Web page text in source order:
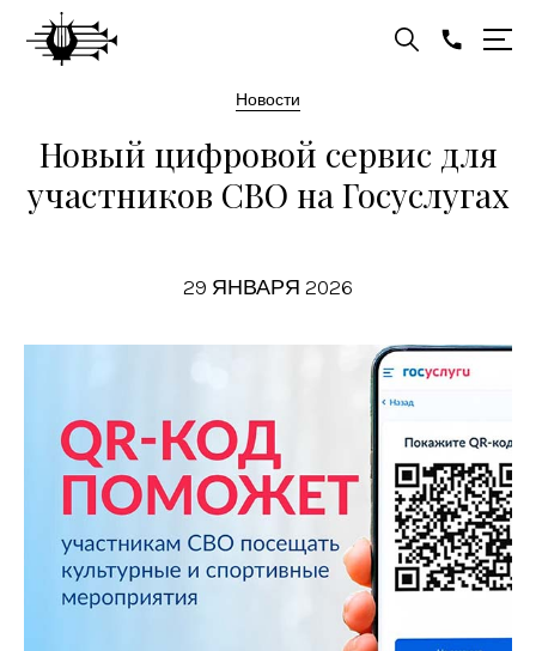
Новости
Новый цифровой сервис для
участников СВО на Госуслугах
29 ЯНВАРЯ 2026